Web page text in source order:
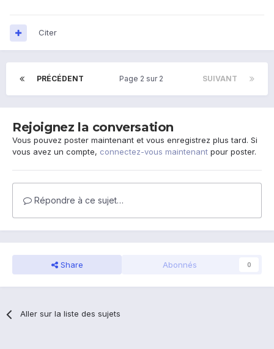
Citer
PRÉCÉDENT SUIVANT
Page 2 sur 2
Rejoignez la conversation
Vous pouvez poster maintenant et vous enregistrez plus tard. Si
vous avez un compte, connectez-vous maintenant pour poster.
Répondre à ce sujet…
Share Abonnés 0
Aller sur la liste des sujets